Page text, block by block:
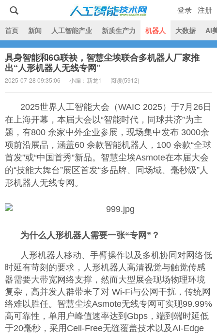
人工智能技术网
首页 新闻 人工智能产业 新质生产力 机器人 大数据 AI
登录 注册
具身智能和6G联袂，智慧尘埃联合多机器人厂家推
出“人形机器人无线专网”
2025-07-28 09:35:06 小编：新龙1 阅读(5912)
2025世界人工智能大会（WAIC 2025）于7月26日
在上海开幕，本届大会以“智能时代，同球共济”为主
题，有800 余家中外企业参展，现场集中发布 3000余
项前沿展品，涵盖60 余款智能机器人，100 余款“全球
首发”或“中国首秀”新品。智慧尘埃Asmote在本届大会
的“技能大舞台”展区首发“多品牌、同场域、毫秒级”人
形机器人无线专网。
为什么人形机器人需要一张“专网”？
人形机器人移动、手臂操作以及多机协同对网络低
时延有苛刻的要求，人形机器人高清视觉与触觉传感
器需要大带宽网络支撑，然而大型展会现场物理环境
复杂，高并发人群带来了对 Wi-Fi与公网干扰，传统网
络难以胜任。智慧尘埃Asmote无线专网可实现99.99%
高可靠性，单用户峰值速率达到Gbps，端到端时延低
于20毫秒，采用Cell-Free无缝覆盖技术以及AI-Edge